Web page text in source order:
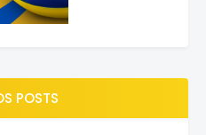
POSTS